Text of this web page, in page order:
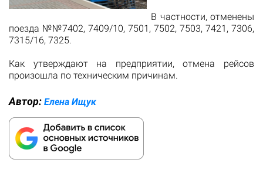
В частности, отменены
поезда №№7402, 7409/10, 7501, 7502, 7503, 7421, 7306,
7315/16, 7325.
Как утверждают на предприятии, отмена рейсов
произошла по техническим причинам.
Автор: Елена Ищук